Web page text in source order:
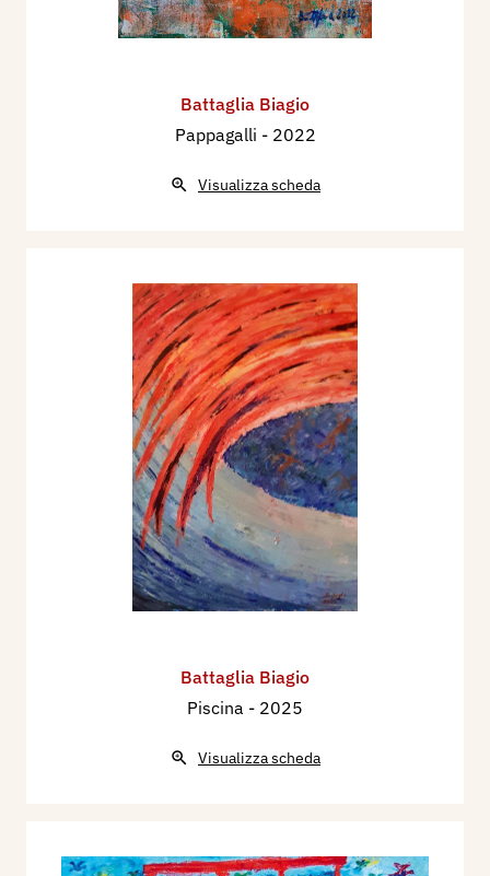
Battaglia Biagio
Pappagalli - 2022
Visualizza scheda
Battaglia Biagio
Piscina - 2025
Visualizza scheda